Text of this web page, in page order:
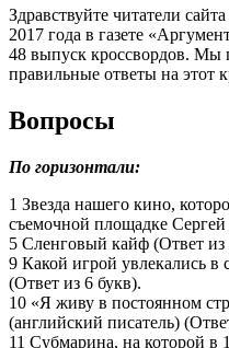
Здравствуйте читатели
2017 года в газете
48 выпуск кроссвордов. Мы
правильные ответы на этот
Вопросы
По горизонтали:
1 Звезда нашего кино,
съемочной площадке
5 Сленговый кайф (Ответ из
9 Какой игрой увлекались в
(Ответ из 6 букв).
10 «Я живу в постоянном
(английский писатель)
11 Субмарина, на которой в